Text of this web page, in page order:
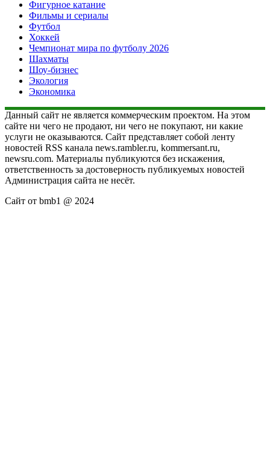
Фигурное катание
Фильмы и сериалы
Футбол
Хоккей
Чемпионат мира по футболу 2026
Шахматы
Шоу-бизнес
Экология
Экономика
Данный сайт не является коммерческим проектом. На этом
сайте ни чего не продают, ни чего не покупают, ни какие
услуги не оказываются. Сайт представляет собой ленту
новостей RSS канала news.rambler.ru, kommersant.ru,
newsru.com. Материалы публикуются без искажения,
ответственность за достоверность публикуемых новостей
Администрация сайта не несёт.
Сайт от bmb1 @ 2024